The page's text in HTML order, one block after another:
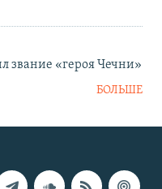
звание «героя Чечни»
БОЛЬШЕ